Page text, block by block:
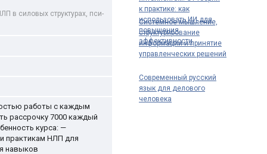
к практике: как
использовать ИИ для
повышения
эффективности
Системное мышление,
структурирование
информации и принятие
управленческих решений
Современный русский
язык для делового
человека
в силовых структурах, пси-
работы с каждым
рассрочку 7000 каждый
курса: —
практикам НЛП для
навыков